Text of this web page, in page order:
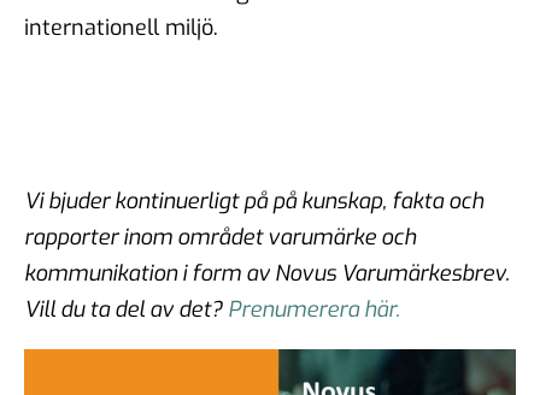
internationell miljö.
Vi bjuder kontinuerligt på på kunskap, fakta och
rapporter inom området varumärke och
kommunikation i form av Novus Varumärkesbrev.
Vill du ta del av det? Prenumerera här.